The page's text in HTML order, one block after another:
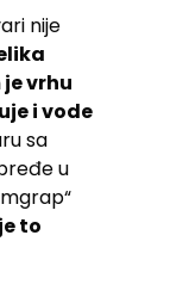
nije
vrhu
i vode
sa
u
to